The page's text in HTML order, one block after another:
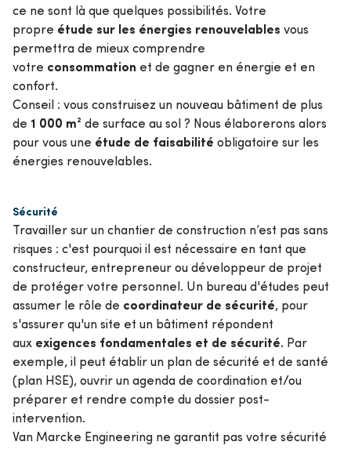
ce ne sont là que quelques possibilités. Votre
propre étude sur les énergies renouvelables vous
permettra de mieux comprendre
votre consommation et de gagner en énergie et en
confort.
Conseil : vous construisez un nouveau bâtiment de plus
de 1 000 m² de surface au sol ? Nous élaborerons alors
pour vous une étude de faisabilité obligatoire sur les
énergies renouvelables.
Sécurité
Travailler sur un chantier de construction n’est pas sans
risques : c'est pourquoi il est nécessaire en tant que
constructeur, entrepreneur ou développeur de projet
de protéger votre personnel. Un bureau d'études peut
assumer le rôle de coordinateur de sécurité, pour
s'assurer qu'un site et un bâtiment répondent
aux exigences fondamentales et de sécurité. Par
exemple, il peut établir un plan de sécurité et de santé
(plan HSE), ouvrir un agenda de coordination et/ou
préparer et rendre compte du dossier post-
intervention.
Van Marcke Engineering ne garantit pas votre sécurité